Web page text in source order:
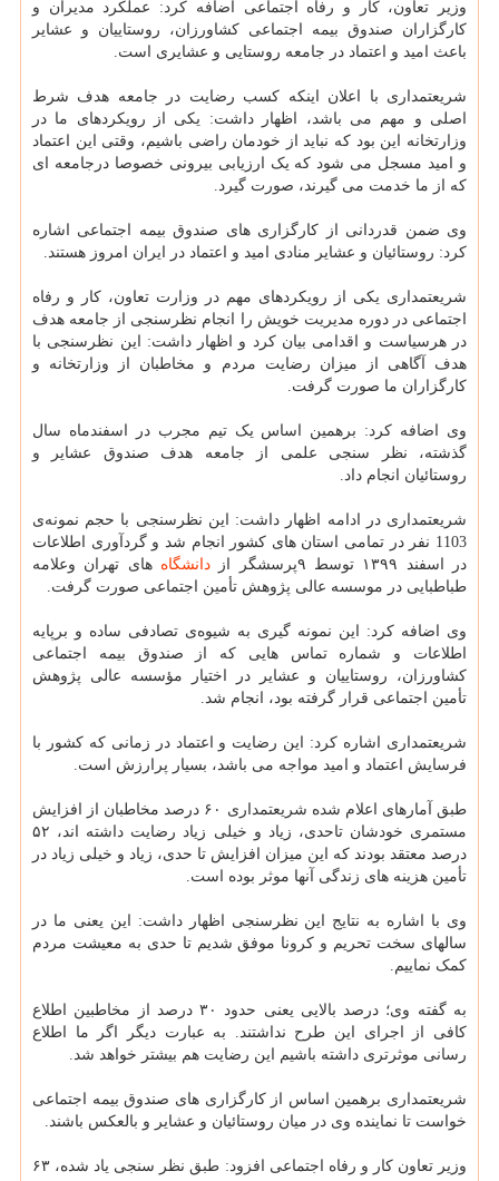
وزیر تعاون، کار و رفاه اجتماعی اضافه کرد: عملکرد مدیران و
کارگزاران صندوق بیمه اجتماعی کشاورزان، روستاییان و عشایر
باعث امید و اعتماد در جامعه روستایی و عشایری است.
شریعتمداری با اعلان اینکه کسب رضایت در جامعه هدف شرط
اصلی و مهم می باشد، اظهار داشت: یکی از رویکردهای ما در
وزارتخانه این بود که نباید از خودمان راضی باشیم، وقتی این اعتماد
و امید مسجل می شود که یک ارزیابی بیرونی خصوصا درجامعه ای
که از ما خدمت می گیرند، صورت گیرد.
وی ضمن قدردانی از کارگزاری های صندوق بیمه اجتماعی اشاره
کرد: روستائیان و عشایر منادی امید و اعتماد در ایران امروز هستند.
شریعتمداری یکی از رویکردهای مهم در وزارت تعاون، کار و رفاه
اجتماعی در دوره مدیریت خویش را انجام نظرسنجی از جامعه هدف
در هرسیاست و اقدامی بیان کرد و اظهار داشت: این نظرسنجی با
هدف آگاهی از میزان رضایت مردم و مخاطبان از وزارتخانه و
کارگزاران ما صورت گرفت.
وی اضافه کرد: برهمین اساس یک تیم مجرب در اسفندماه سال
گذشته، نظر سنجی علمی از جامعه هدف صندوق عشایر و
روستائیان انجام داد.
شریعتمداری در ادامه اظهار داشت: این نظرسنجی با حجم نمونه‌ی
1103 نفر در تمامی استان های کشور انجام شد و گردآوری اطلاعات
در اسفند ۱۳۹۹ توسط ۹پرسشگر از
دانشگاه های تهران وعلامه
طباطبایی در موسسه عالی پژوهش تأمین اجتماعی صورت گرفت.
وی اضافه کرد: این نمونه گیری به شیوه‌ی تصادفی ساده و برپایه
اطلاعات و شماره تماس هایی که از صندوق بیمه اجتماعی
کشاورزان، روستاییان و عشایر در اختیار مؤسسه عالی پژوهش
تأمین اجتماعی قرار گرفته بود، انجام شد.
شریعتمداری اشاره کرد: این رضایت و اعتماد در زمانی که کشور با
فرسایش اعتماد و امید مواجه می باشد، بسیار پرارزش است.
طبق آمارهای اعلام شده شریعتمداری ۶۰ درصد مخاطبان از افزایش
مستمری خودشان تاحدی، زیاد و خیلی زیاد رضایت داشته اند، ۵۲
درصد معتقد بودند که این میزان افزایش تا حدی، زیاد و خیلی زیاد در
تأمین هزینه های زندگی آنها موثر بوده است.
وی با اشاره به نتایج این نظرسنجی اظهار داشت: این یعنی ما در
سالهای سخت تحریم و کرونا موفق شدیم تا حدی به معیشت مردم
کمک نماییم.
به گفته وی؛ درصد بالایی یعنی حدود ۳۰ درصد از مخاطبین اطلاع
کافی از اجرای این طرح نداشتند. به عبارت دیگر اگر ما اطلاع
رسانی موثرتری داشته باشیم این رضایت هم بیشتر خواهد شد.
شریعتمداری برهمین اساس از کارگزاری های صندوق بیمه اجتماعی
خواست تا نماینده وی در میان روستائیان و عشایر و بالعکس باشند.
وزیر تعاون کار و رفاه اجتماعی افزود: طبق نظر سنجی یاد شده، ۶۳